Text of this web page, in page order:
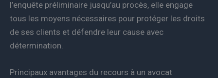
l’enquête préliminaire jusqu’au procès, elle engage
tous les moyens nécessaires pour protéger les droits
de ses clients et défendre leur cause avec
détermination.
Principaux avantages du recours à un avocat